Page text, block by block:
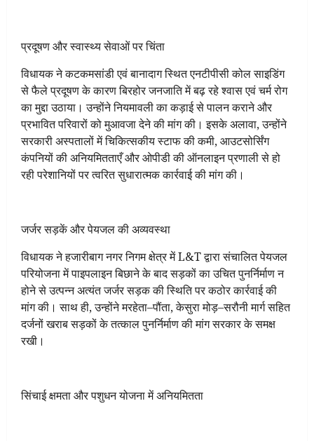
प्रदूषण और स्वास्थ्य सेवाओं पर चिंता
विधायक ने कटकमसांडी एवं बानादाग स्थित एनटीपीसी कोल साइडिंग
से फैले प्रदूषण के कारण बिरहोर जनजाति में बढ़ रहे श्वास एवं चर्म रोग
का मुद्दा उठाया। उन्होंने नियमावली का कड़ाई से पालन कराने और
प्रभावित परिवारों को मुआवजा देने की मांग की। इसके अलावा, उन्होंने
सरकारी अस्पतालों में चिकित्सकीय स्टाफ की कमी, आउटसोर्सिंग
कंपनियों की अनियमितताएँ और ओपीडी की ऑनलाइन प्रणाली से हो
रही परेशानियों पर त्वरित सुधारात्मक कार्रवाई की मांग की।
जर्जर सड़कें और पेयजल की अव्यवस्था
विधायक ने हजारीबाग नगर निगम क्षेत्र में L&T द्वारा संचालित पेयजल
परियोजना में पाइपलाइन बिछाने के बाद सड़कों का उचित पुनर्निर्माण न
होने से उत्पन्न अत्यंत जर्जर सड़क की स्थिति पर कठोर कार्रवाई की
मांग की। साथ ही, उन्होंने मरहेता–पौंता, केसुरा मोड़–सरौनी मार्ग सहित
दर्जनों खराब सड़कों के तत्काल पुनर्निर्माण की मांग सरकार के समक्ष
रखी।
सिंचाई क्षमता और पशुधन योजना में अनियमितता